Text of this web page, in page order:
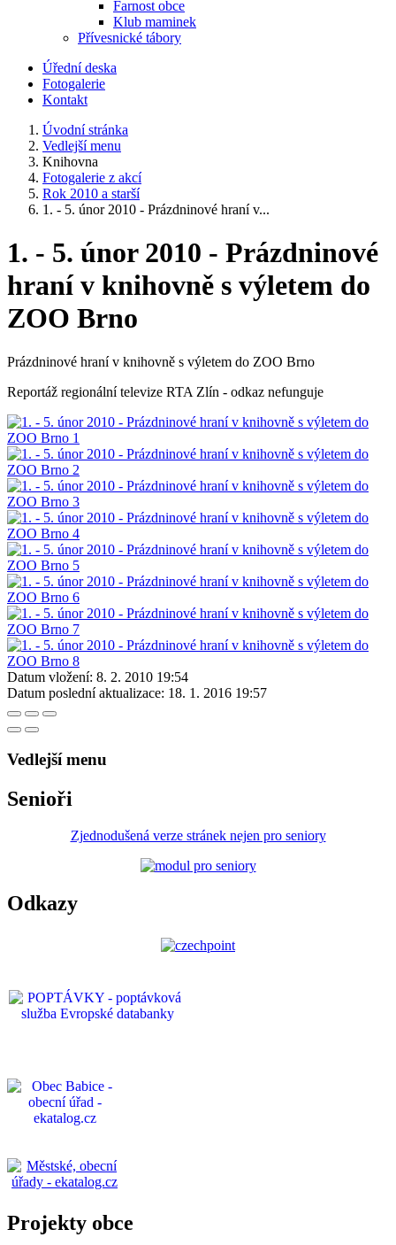
Farnost obce
Klub maminek
Přívesnické tábory
Úřední deska
Fotogalerie
Kontakt
Úvodní stránka
Vedlejší menu
Knihovna
Fotogalerie z akcí
Rok 2010 a starší
1. - 5. únor 2010 - Prázdninové hraní v...
1. - 5. únor 2010 - Prázdninové
hraní v knihovně s výletem do
ZOO Brno
Prázdninové hraní v knihovně s výletem do ZOO Brno
Reportáž regionální televize RTA Zlín - odkaz nefunguje
Datum vložení: 8. 2. 2010 19:54
Datum poslední aktualizace: 18. 1. 2016 19:57
Vedlejší menu
Senioři
Zjednodušená verze stránek nejen pro seniory
Odkazy
Projekty obce